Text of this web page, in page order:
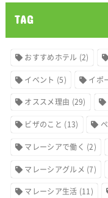
TAG
おすすめホテル (2)
イベント (5) イポ
オススメ理由 (29)
ビザのこと (13)
マレーシアで働く (2)
マレーシアグルメ (7)
マレーシア生活 (11)